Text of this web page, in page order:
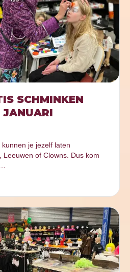
SCHMINKEN
JANUARI
je jezelf laten
of Clowns. Dus kom